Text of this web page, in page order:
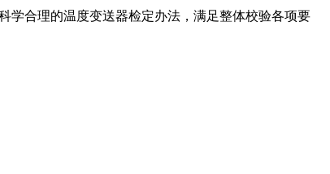
学合理的温度变送器检定办法，满足整体校验各项要